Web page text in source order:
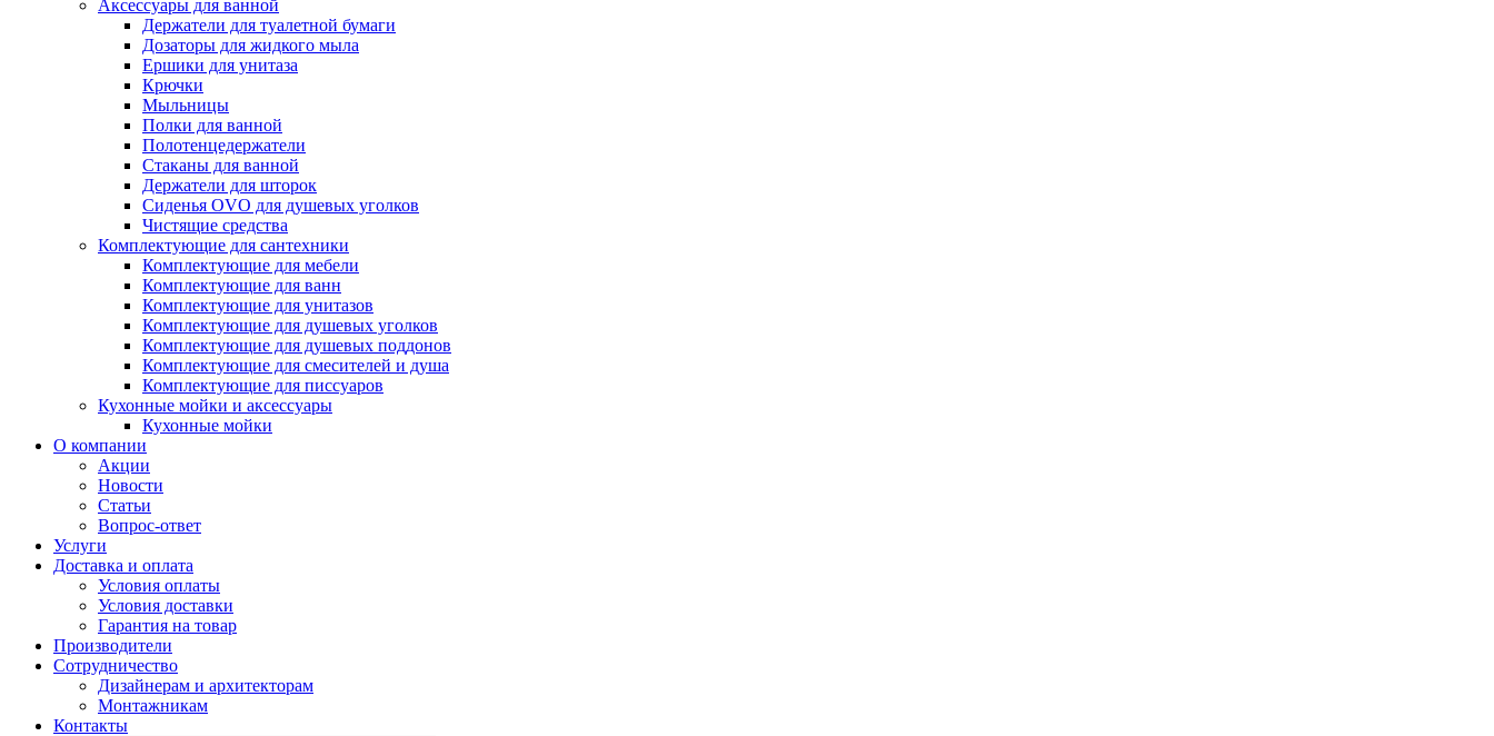
Аксессуары для ванной
Держатели для туалетной бумаги
Дозаторы для жидкого мыла
Ершики для унитаза
Крючки
Мыльницы
Полки для ванной
Полотенцедержатели
Стаканы для ванной
Держатели для шторок
Сиденья OVO для душевых уголков
Чистящие средства
Комплектующие для сантехники
Комплектующие для мебели
Комплектующие для ванн
Комплектующие для унитазов
Комплектующие для душевых уголков
Комплектующие для душевых поддонов
Комплектующие для смесителей и душа
Комплектующие для писсуаров
Кухонные мойки и аксессуары
Кухонные мойки
О компании
Акции
Новости
Статьи
Вопрос-ответ
Услуги
Доставка и оплата
Условия оплаты
Условия доставки
Гарантия на товар
Производители
Сотрудничество
Дизайнерам и архитекторам
Монтажникам
Контакты